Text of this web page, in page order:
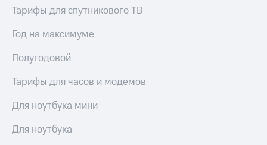
Тарифы для спутникового ТВ
Год на максимуме
Полугодовой
Тарифы для часов и модемов
Для ноутбука мини
Для ноутбука